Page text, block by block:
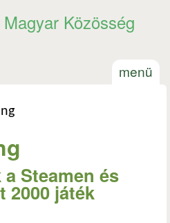
Közösség
menü
Steamen és
2000 játék